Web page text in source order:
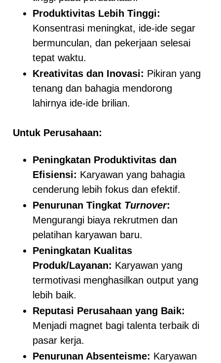
Produktivitas Lebih Tinggi:
Konsentrasi meningkat, ide-ide segar
bermunculan, dan pekerjaan selesai
tepat waktu.
Kreativitas dan Inovasi: Pikiran yang
tenang dan bahagia mendorong
lahirnya ide-ide brilian.
Untuk Perusahaan:
Peningkatan Produktivitas dan
Efisiensi: Karyawan yang bahagia
cenderung lebih fokus dan efektif.
Penurunan Tingkat Turnover:
Mengurangi biaya rekrutmen dan
pelatihan karyawan baru.
Peningkatan Kualitas
Produk/Layanan: Karyawan yang
termotivasi menghasilkan output yang
lebih baik.
Reputasi Perusahaan yang Baik:
Menjadi magnet bagi talenta terbaik di
pasar kerja.
Penurunan Absenteisme: Karyawan